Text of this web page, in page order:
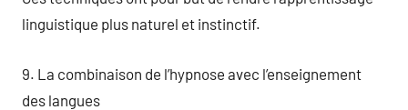
linguistique plus naturel et instinctif.
9. La combinaison de l’hypnose avec l’enseignement
des langues